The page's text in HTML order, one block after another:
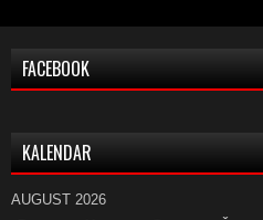
FACEBOOK
KALENDAR
AUGUST 2026